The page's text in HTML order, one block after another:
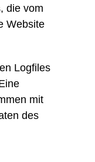
die vom
Website
Logfiles
mit
des